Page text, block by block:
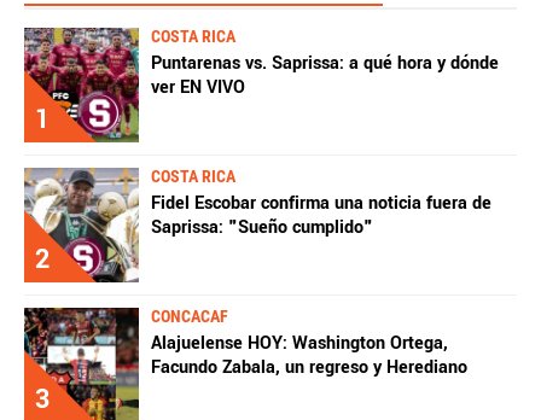
1
COSTA RICA
Puntarenas vs. Saprissa: a qué hora y dónde
ver EN VIVO
2
COSTA RICA
Fidel Escobar confirma una noticia fuera de
Saprissa: "Sueño cumplido"
3
CONCACAF
Alajuelense HOY: Washington Ortega,
Facundo Zabala, un regreso y Herediano